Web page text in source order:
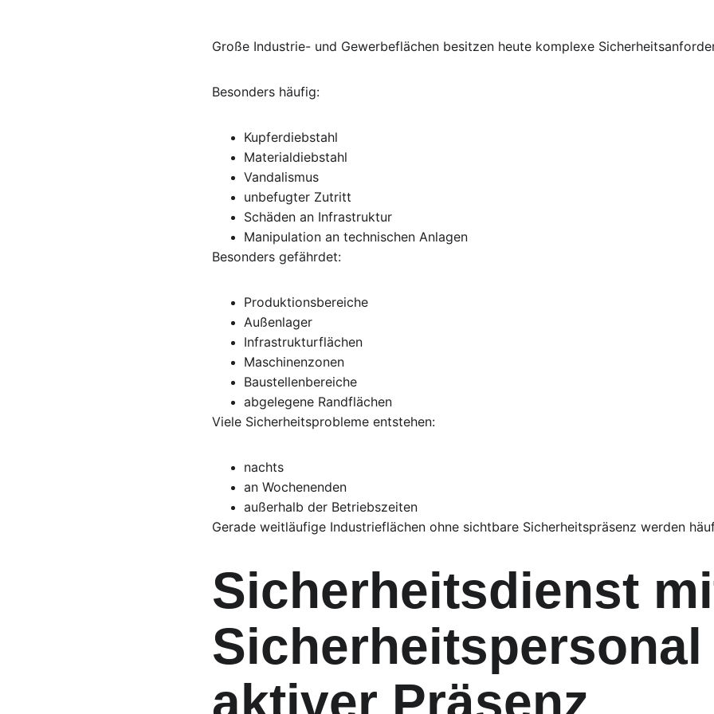
Große Industrie- und Gewerbeflächen besitzen heute komplexe
Besonders häufig:
Kupferdiebstahl
Materialdiebstahl
Vandalismus
unbefugter Zutritt
Schäden an Infrastruktur
Manipulation an technischen Anlagen
Besonders gefährdet:
Produktionsbereiche
Außenlager
Infrastrukturflächen
Maschinenzonen
Baustellenbereiche
abgelegene Randflächen
Viele Sicherheitsprobleme entstehen:
nachts
an Wochenenden
außerhalb der Betriebszeiten
Gerade weitläufige Industrieflächen ohne sichtbare Sicherheitspräsenz werden
Sicherheitsdienst
Sicherheitspersonal
aktiver Präsenz